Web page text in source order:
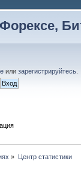
или зарегистрируйтесь
» Центр статистики